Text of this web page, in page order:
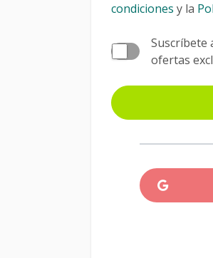
condiciones y la
Suscríbete
ofertas